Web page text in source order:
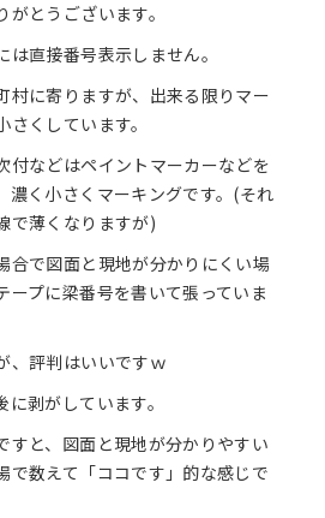
がとうございます。
は直接番号表示しません。
村に寄りますが、出来る限りマー
さくしています。
付などはペイントマーカーなどを
濃く小さくマーキングです。(それ
で薄くなりますが)
合で図面と現地が分かりにくい場
ープに梁番号を書いて張っていま
、評判はいいですｗ
に剥がしています。
すと、図面と現地が分かりやすい
で数えて「ココです」的な感じで